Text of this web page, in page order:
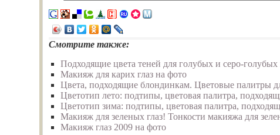
Смотрите также:
Подходящие цвета теней для голубых и серо-голубых
Макияж для карих глаз на фото
Цвета, подходящие блондинкам. Цветовые палитры
Цветотип лето: подтипы, цветовая палитра,
Цветотип зима: подтипы, цветовая палитра,
Макияж для зеленых глаз! Тонкости макияжа для
Макияж глаз 2009 на фото